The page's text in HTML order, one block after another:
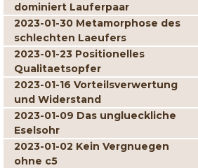
dominiert Lauferpaar
2023-01-30 Metamorphose des
schlechten Laeufers
2023-01-23 Positionelles
Qualitaetsopfer
2023-01-16 Vorteilsverwertung
und Widerstand
2023-01-09 Das unglueckliche
Eselsohr
2023-01-02 Kein Vergnuegen
ohne c5